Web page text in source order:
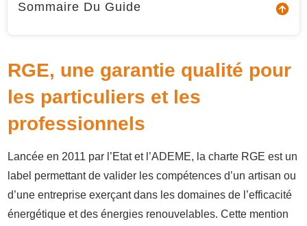
Sommaire Du Guide
RGE, une garantie qualité pour
les particuliers et les
professionnels
Lancée en 2011 par l’Etat et l’ADEME, la charte RGE est un
label permettant de valider les compétences d’un artisan ou
d’une entreprise exerçant dans les domaines de l’efficacité
énergétique et des énergies renouvelables. Cette mention